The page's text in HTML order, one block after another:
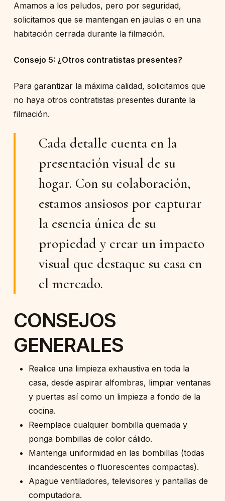
Amamos a los peludos, pero por seguridad,
solicitamos que se mantengan en jaulas o en una
habitación cerrada durante la filmación.
Consejo 5: ¿Otros contratistas presentes?
Para garantizar la máxima calidad, solicitamos que
no haya otros contratistas presentes durante la
filmación.
Cada detalle cuenta en la
presentación visual de su
hogar. Con su colaboración,
estamos ansiosos por capturar
la esencia única de su
propiedad y crear un impacto
visual que destaque su casa en
el mercado.
CONSEJOS
GENERALES
Realice una limpieza exhaustiva en toda la
casa, desde aspirar alfombras, limpiar ventanas
y puertas así como un limpieza a fondo de la
cocina.
Reemplace cualquier bombilla quemada y
ponga bombillas de color cálido.
Mantenga uniformidad en las bombillas (todas
incandescentes o fluorescentes compactas).
Apague ventiladores, televisores y pantallas de
computadora.